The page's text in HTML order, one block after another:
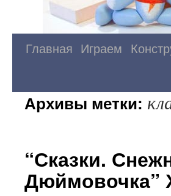
Главная Играем
Архивы метки:
“Сказки.
Дюймовочка”